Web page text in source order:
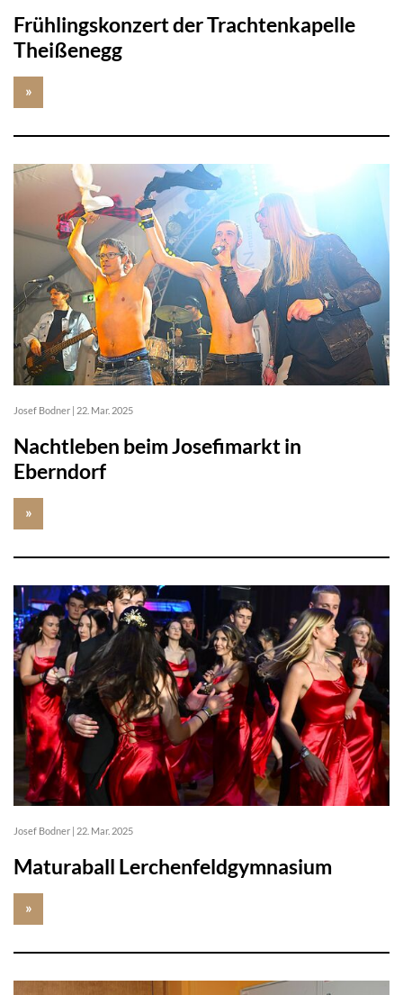
Frühlingskonzert der Trachtenkapelle
Theißenegg
»
Josef Bodner | 22. Mar. 2025
Nachtleben beim Josefimarkt in
Eberndorf
»
Josef Bodner 22. Mar. 2025
Maturaball Lerchenfeldgymnasium
»